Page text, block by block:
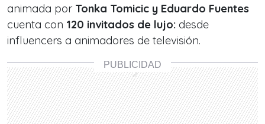
animada por Tonka Tomicic y Eduardo Fuentes
cuenta con 120 invitados de lujo: desde
influencers a animadores de televisión.